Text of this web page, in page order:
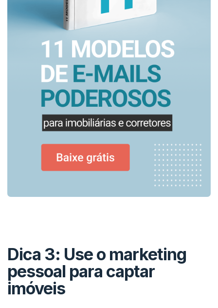
Dica 3: Use o marketing
pessoal para captar
imóveis